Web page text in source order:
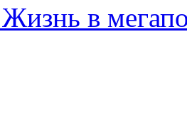
Жизнь в